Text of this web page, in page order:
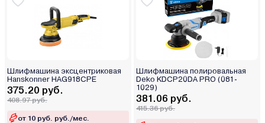
Шлифмашина эксцентриковая
Hanskonner HAG918CPE
375.20 руб.
408.97 руб.
от 10 руб. руб./мес.
Шлифмашина полировальная
Deko KDCP20DA PRO (081-
1029)
381.06 руб.
415.36 руб.